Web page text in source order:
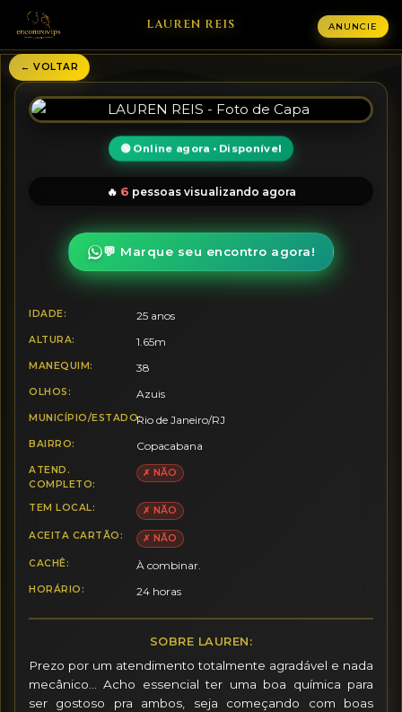
LAUREN REIS ANUNCIE
← VOLTAR
🟢 Online agora • Disponível
🔥 6 pessoas visualizando agora
💬 Marque seu encontro agora!
IDADE: 25 anos
ALTURA: 1.65m
MANEQUIM: 38
OLHOS: Azuis
MUNICÍPIO/ESTADO:Rio de Janeiro/RJ
BAIRRO: Copacabana
ATEND.
COMPLETO:
✗ NÃO
TEM LOCAL: ✗ NÃO
ACEITA CARTÃO: ✗ NÃO
CACHÊ: À combinar.
HORÁRIO: 24 horas
SOBRE LAUREN:
Prezo por um atendimento totalmente agradável e nada
mecânico… Acho essencial ter uma boa química para
ser gostoso pra ambos, seja começando com boas